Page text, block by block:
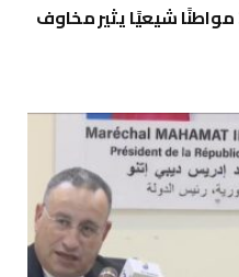
مركز أندلس: استمرار احتجاز 35 مواطنًا شيعيًا يثير مخاوف